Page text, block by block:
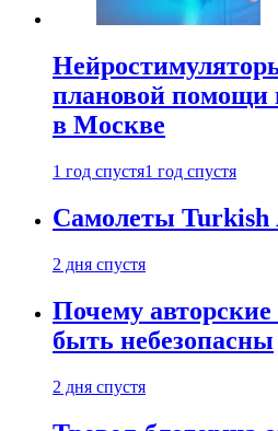
плановой помощи
в Москве
1 год спустя1 год спустя
Самолеты Turkish
2 дня спустя
Почему
быть небезопасны
2 дня спустя